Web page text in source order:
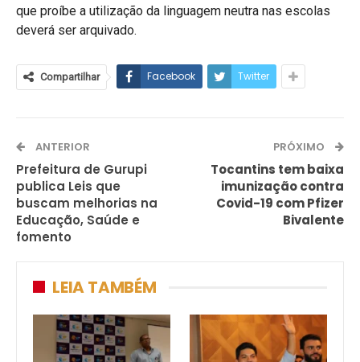
que proíbe a utilização da linguagem neutra nas escolas
deverá ser arquivado.
Compartilhar Facebook Twitter
ANTERIOR
Prefeitura de Gurupi
publica Leis que
buscam melhorias na
Educação, Saúde e
fomento
PRÓXIMO
Tocantins tem baixa
imunização contra
Covid-19 com Pfizer
Bivalente
LEIA TAMBÉM